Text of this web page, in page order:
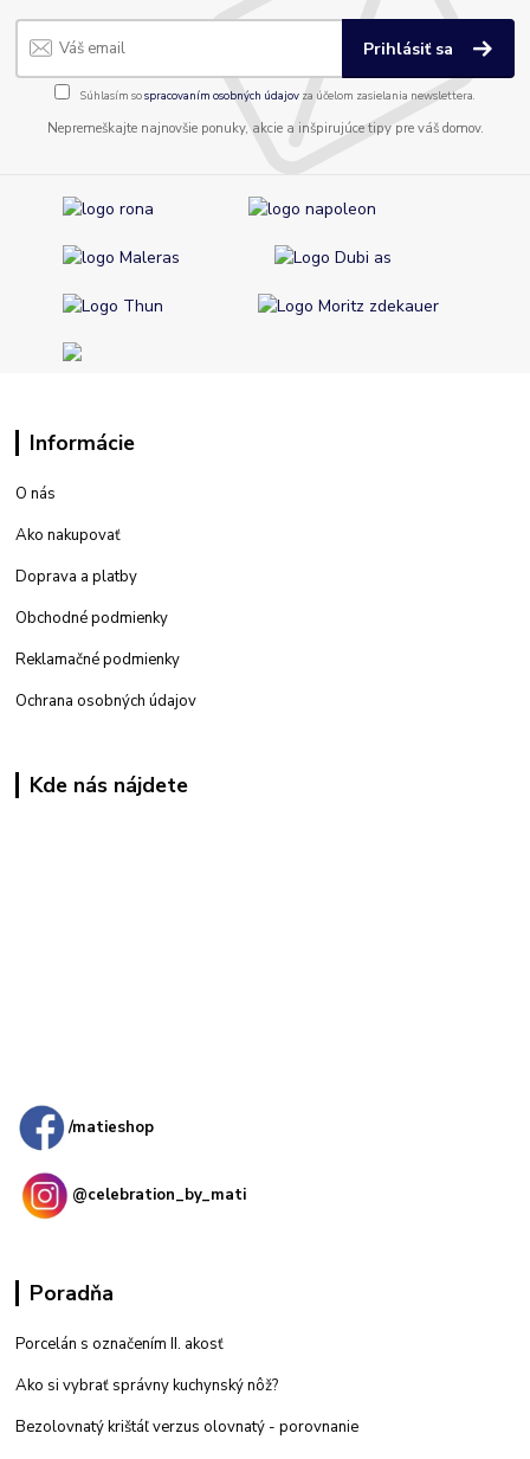
Prihlásiť sa
Súhlasím sospracovaním osobných údajov za účelom zasielania newslettera.
Nepremeškajte najnovšie ponuky, akcie a inšpirujúce tipy pre váš domov.
Informácie
O nás
Ako nakupovať
Doprava a platby
Obchodné podmienky
Reklamačné podmienky
Ochrana osobných údajov
Kde nás nájdete
/matieshop
@celebration_by_mati
Poradňa
Porcelán s označením II. akosť
Ako si vybrať správny kuchynský nôž?
Bezolovnatý krištáľ verzus olovnatý - porovnanie